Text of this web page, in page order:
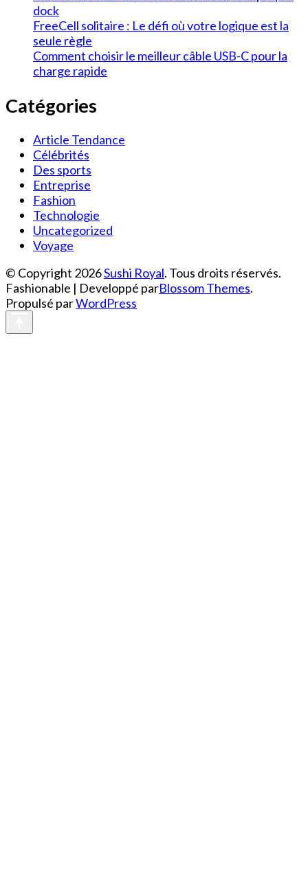
dock
FreeCell solitaire : Le défi où votre logique est la
seule règle
Comment choisir le meilleur câble USB-C pour la
charge rapide
Catégories
Article Tendance
Célébrités
Des sports
Entreprise
Fashion
Technologie
Uncategorized
Voyage
© Copyright 2026Sushi Royal. Tous droits réservés.
Fashionable | Developpé parBlossom Themes.
Propulsé parWordPress